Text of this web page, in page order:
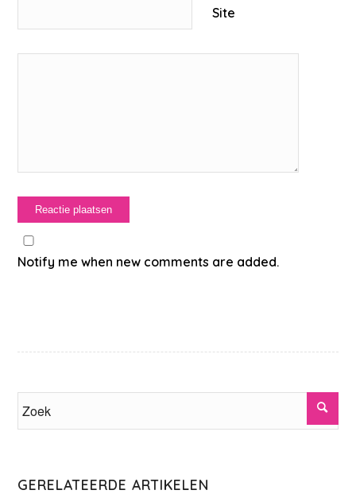
Site
Notify me when new comments are added.
GERELATEERDE ARTIKELEN